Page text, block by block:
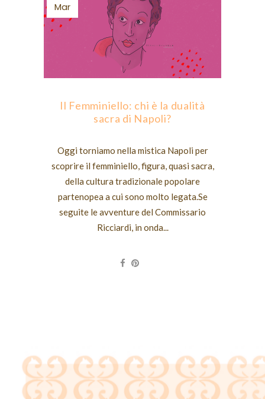
Mar
Il Femminiello: chi è la dualità
sacra di Napoli?
Oggi torniamo nella mistica Napoli per
scoprire il femminiello, figura, quasi sacra,
della cultura tradizionale popolare
partenopea a cui sono molto legata.Se
seguite le avventure del Commissario
Ricciardi, in onda...